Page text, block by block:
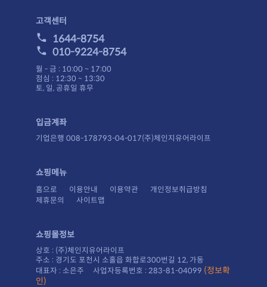
고객센터
1644-8754
010-9224-8754
월 - 금 : 10:00 ~ 17:00
점심 : 12:30 ~ 13:30
토, 일, 공휴일 휴무
입금계좌
기업은행 008-178793-04-017(주)체인지유어라이프
쇼핑메뉴
홈으로 이용안내 이용약관
개인정보취급방침
제휴문의
사이트맵
쇼핑몰정보
상호 : (주)체인지유어라이프
주소 : 경기도 포천시 소홀읍 화합로300번길 12, 가동
대표자 : 소은주 사업자등록번호 : 283-81-04099
인)